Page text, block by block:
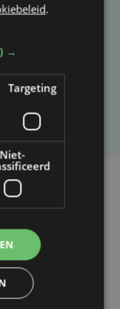
in dit
-59 sec. geleden
rijdt in op
in
.
→
Targeting
Niet-